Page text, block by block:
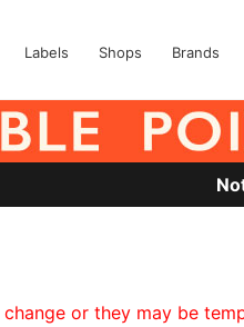
Labels Shops Brands
or they may be